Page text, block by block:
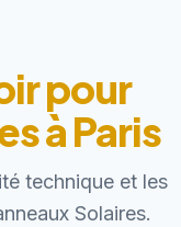
pour
à Paris
technique et les
Solaires.